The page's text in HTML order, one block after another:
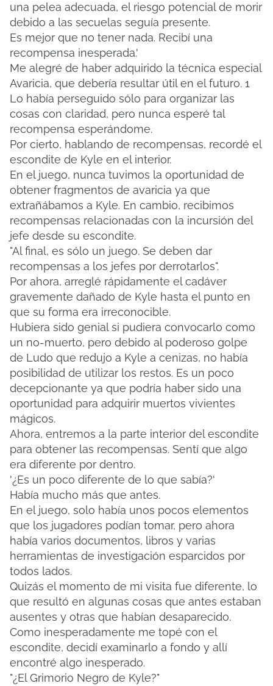
una pelea adecuada, el riesgo potencial de morir
debido a las secuelas seguía presente.
Es mejor que no tener nada. Recibí una
recompensa inesperada.'
Me alegré de haber adquirido la técnica especial
Avaricia, que debería resultar útil en el futuro. 1
Lo había perseguido sólo para organizar las
cosas con claridad, pero nunca esperé tal
recompensa esperándome.
Por cierto, hablando de recompensas, recordé el
escondite de Kyle en el interior.
En el juego, nunca tuvimos la oportunidad de
obtener fragmentos de avaricia ya que
extrañábamos a Kyle. En cambio, recibimos
recompensas relacionadas con la incursión del
jefe desde su escondite.
"Al final, es sólo un juego. Se deben dar
recompensas a los jefes por derrotarlos".
Por ahora, arreglé rápidamente el cadáver
gravemente dañado de Kyle hasta el punto en
que su forma era irreconocible.
Hubiera sido genial si pudiera convocarlo como
un no-muerto, pero debido al poderoso golpe
de Ludo que redujo a Kyle a cenizas, no había
posibilidad de utilizar los restos. Es un poco
decepcionante ya que podría haber sido una
oportunidad para adquirir muertos vivientes
mágicos.
Ahora, entremos a la parte interior del escondite
para obtener las recompensas. Sentí que algo
era diferente por dentro.
'¿Es un poco diferente de lo que sabía?'
Había mucho más que antes.
En el juego, solo había unos pocos elementos
que los jugadores podían tomar, pero ahora
había varios documentos, libros y varias
herramientas de investigación esparcidos por
todos lados.
Quizás el momento de mi visita fue diferente, lo
que resultó en algunas cosas que antes estaban
ausentes y otras que habían desaparecido.
Como inesperadamente me topé con el
escondite, decidí examinarlo a fondo y allí
encontré algo inesperado.
"¿El Grimorio Negro de Kyle?"